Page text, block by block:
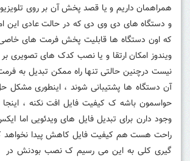
همراهمان داریم و یا قصد پخش آن بر روی
و دستگاه های دی وی دی که در حالت عادی این
که اون دستگاه ها قابلیت پخش فرمت های خاصی
ویندوز امکان ارتقا و یا نصب کدک های تصویری بر
نیست درچنین حالتی تنها راه ممکن تبدیل به
آن دستگاه ها پشتیبانی شوند ، اینطوری مشکل
حواسمون باشه ک کیفیت فایل افت نکنه ، اینجا
وجود دارن برای تبدیل فایل های ویدئویی اما
راحت هست هم کیفیت فایل کاهش پیدا نخواهد
گیری کلی به این می رسیم ک نصب بودنش در